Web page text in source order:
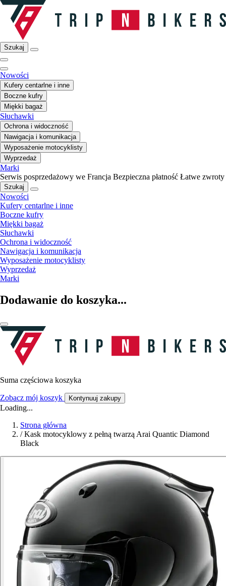
Szukaj
Nowości
Kufery centarlne i inne
Boczne kufry
Miękki bagaż
Słuchawki
Ochrona i widoczność
Nawigacja i komunikacja
Wyposażenie motocyklisty
Wyprzedaż
Marki
Serwis posprzedażowy we Francja Bezpieczna płatność Łatwe zwroty
Szukaj
Nowości
Kufery centarlne i inne
Boczne kufry
Miękki bagaż
Słuchawki
Ochrona i widoczność
Nawigacja i komunikacja
Wyposażenie motocyklisty
Wyprzedaż
Marki
Dodawanie do koszyka...
Suma częściowa koszyka
Zobacz mój koszyk Kontynuuj zakupy
Loading...
Strona główna
/ Kask motocyklowy z pełną twarzą Arai Quantic Diamond
Black